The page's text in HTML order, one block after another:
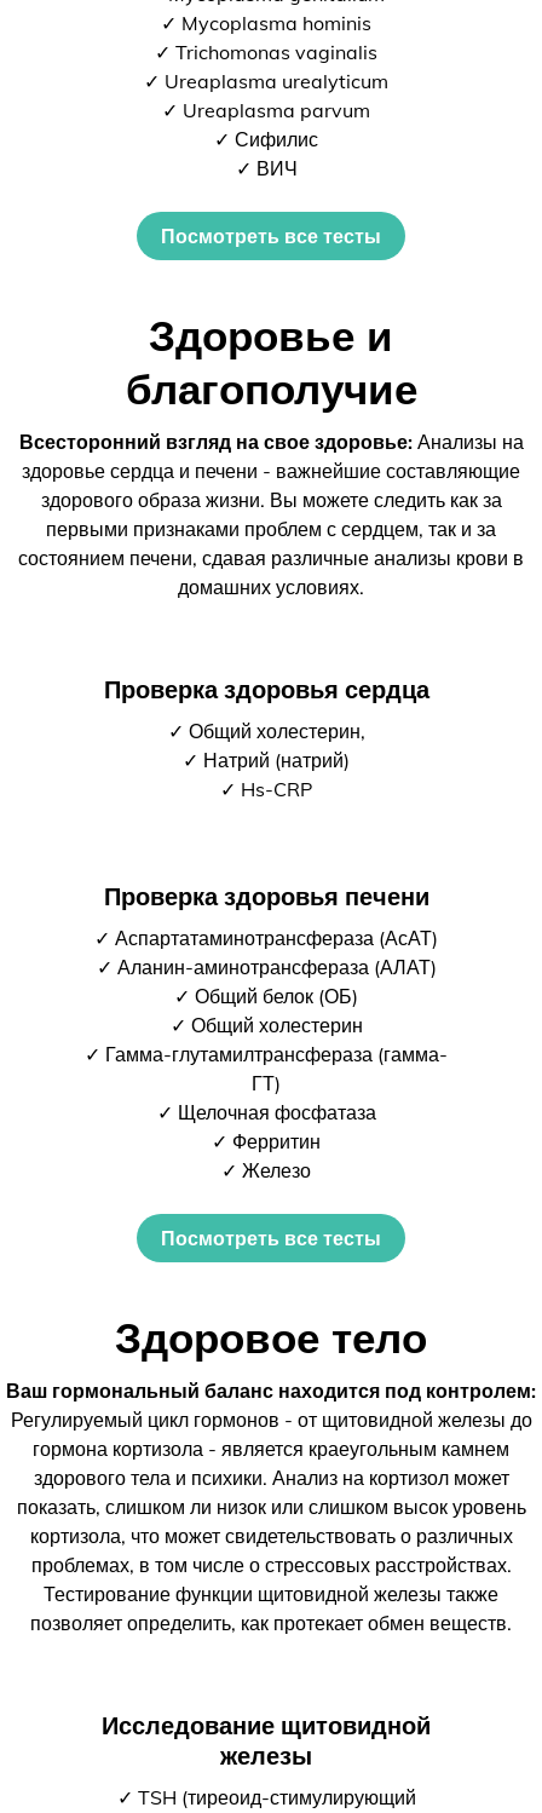
✓ Mycoplasma hominis
✓ Trichomonas vaginalis
✓ Ureaplasma urealyticum
✓ Ureaplasma parvum
✓ Сифилис
✓ ВИЧ
Посмотреть все тесты
Здоровье и
благополучие
Всесторонний взгляд на свое здоровье:Анализы на
здоровье сердца и печени - важнейшие составляющие
здорового образа жизни. Вы можете следить как за
первыми признаками проблем с сердцем, так и за
состоянием печени, сдавая различные анализы крови в
домашних условиях.
Проверка здоровья сердца
✓ Общий холестерин,
✓ Натрий (натрий)
✓ Hs-CRP
Проверка здоровья печени
✓ Аспартатаминотрансфераза (АсАТ)
✓ Аланин-аминотрансфераза (АЛАТ)
✓ Общий белок (ОБ)
✓ Общий холестерин
✓ Гамма-глутамилтрансфераза (гамма-
ГТ)
✓ Щелочная фосфатаза
✓ Ферритин
✓ Железо
Посмотреть все тесты
Здоровое тело
Ваш гормональный баланс находится под контролем:
Регулируемый цикл гормонов - от щитовидной железы до
гормона кортизола - является краеугольным камнем
здорового тела и психики. Анализ на кортизол может
показать, слишком ли низок или слишком высок уровень
кортизола, что может свидетельствовать о различных
проблемах, в том числе о стрессовых расстройствах.
Тестирование функции щитовидной железы также
позволяет определить, как протекает обмен веществ.
Исследование щитовидной
железы
✓ TSH (тиреоид-стимулирующий